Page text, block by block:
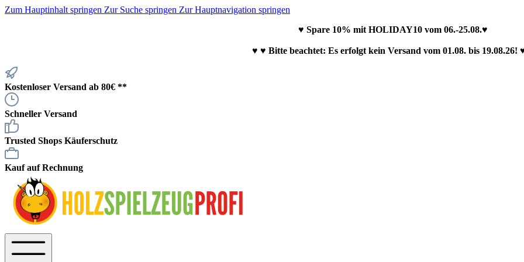
Zum Hauptinhalt springen Zur Suche springen Zur Hauptnavigation springen
♥ Spare 10% mit HOLIDAY10 vom 06.-25.08.♥
♥ ♥ Bitte beachtet: Es erfolgt kein Versand vom 01.08. bis 19.08.26!
Kostenloser Versand ab 80€ **
Schneller Versand
Trusted Shops Käuferschutz
Kauf auf Rechnung